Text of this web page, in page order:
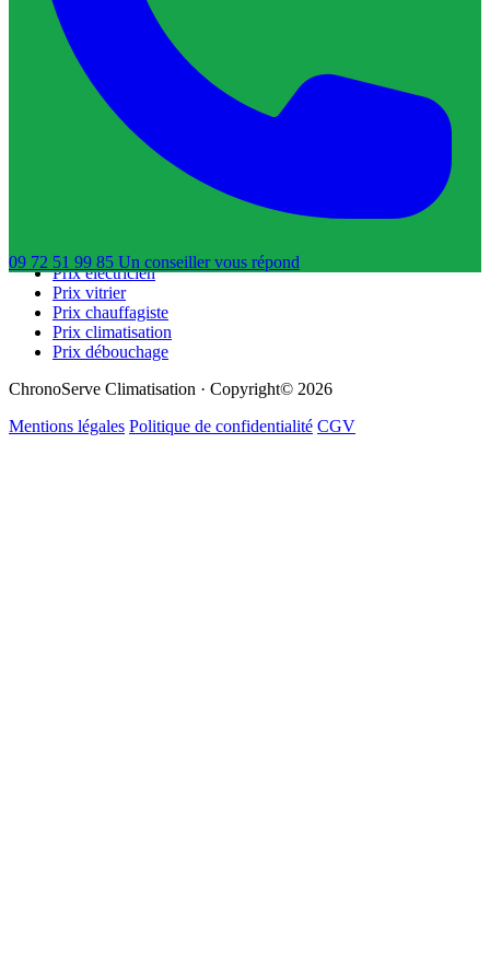
09 72 51 99 85 Un conseillervous répond
Trouver un serrurier
Trouver un électricien
Trouver un vitrier
Trouver un chauffagiste
Trouver un dératiseur
Trouver un déboucheur de canalisation
Trouver un réparateur de volets roulants
Prix serrurier
Prix électricien
Prix vitrier
Prix chauffagiste
Prix climatisation
Prix débouchage
ChronoServe Climatisation · Copyright© 2026
Mentions légales Politique de confidentialité CGV